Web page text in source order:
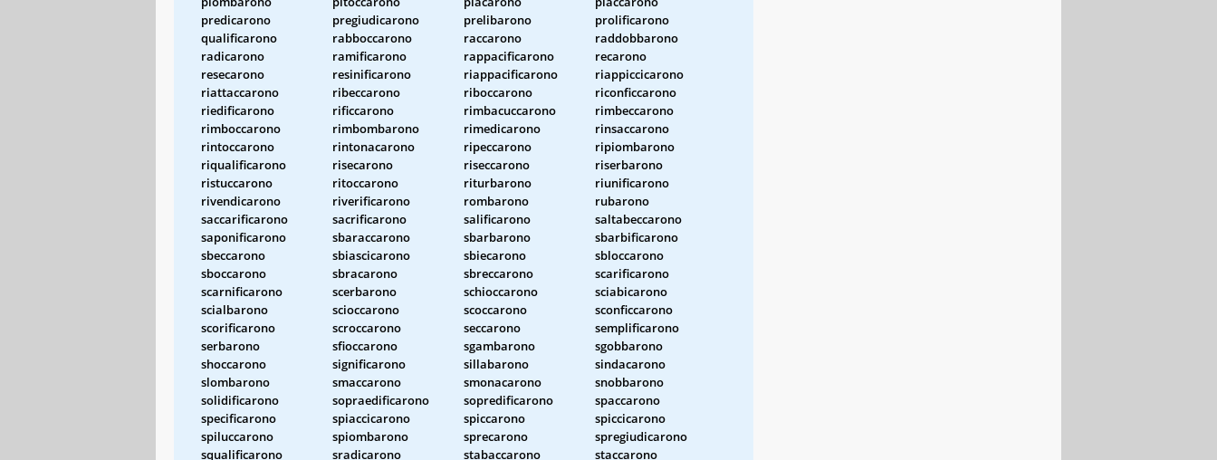
predicarono
pregiudicarono prelibarono
prolificarono
qualificarono
rabboccarono raccarono
raddobbarono
radicarono
ramificarono rappacificarono
recarono
resecarono
resinificarono riappacificarono
riappiccicarono
riattaccarono
ribeccarono riboccarono
riconficcarono
riedificarono
rificcarono rimbacuccarono
rimbeccarono
rimboccarono
rimbombarono rimedicarono
rinsaccarono
rintoccarono
rintonacarono ripeccarono
ripiombarono
riqualificarono
risecarono riseccarono
riserbarono
ristuccarono
ritoccarono riturbarono
riunificarono
rivendicarono
riverificarono rombarono
rubarono
saccarificarono
sacrificarono salificarono
saltabeccarono
saponificarono
sbaraccarono sbarbarono
sbarbificarono
sbeccarono
sbiascicarono sbiecarono
sbloccarono
sboccarono
sbracarono sbreccarono
scarificarono
scarnificarono
scerbarono schioccarono
sciabicarono
scialbarono
scioccarono scoccarono
sconficcarono
scorificarono
scroccarono seccarono
semplificarono
serbarono
sfioccarono sgambarono
sgobbarono
shoccarono
significarono sillabarono
sindacarono
slombarono
smaccarono smonacarono
snobbarono
solidificarono
sopraedificarono sopredificarono
spaccarono
specificarono
spiaccicarono spiccarono
spiccicarono
spiluccarono
spiombarono sprecarono
spregiudicarono
squalificarono
sradicarono stabaccarono
staccarono